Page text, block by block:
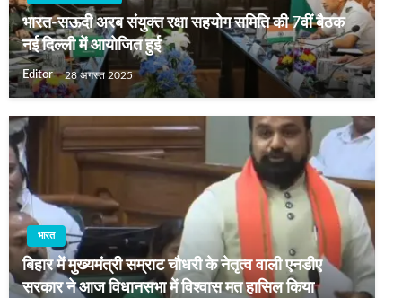
भारत-सऊदी अरब संयुक्त रक्षा सहयोग समिति की 7वीं बैठक
नई दिल्ली में आयोजित हुई
Editor 28 अगस्त 2025
भारत
बिहार में मुख्यमंत्री सम्राट चौधरी के नेतृत्व वाली एनडीए
सरकार ने आज विधानसभा में विश्वास मत हासिल किया